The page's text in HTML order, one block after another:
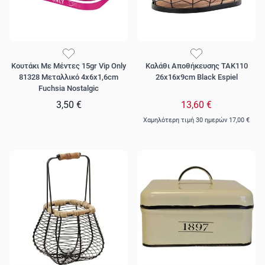
Κουτάκι Με Μέντες 15gr Vip Only
81328 Μεταλλικό 4x6x1,6cm
Fuchsia Nostalgic
3,50 €
Καλάθι Αποθήκευσης TAK110
26x16x9cm Black Espiel
13,60 €
Χαμηλότερη τιμή 30 ημερών 17,00 €